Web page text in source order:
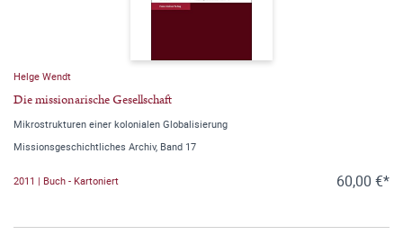
Helge Wendt
Die missionarische Gesellschaft
Mikrostrukturen einer kolonialen Globalisierung
Missionsgeschichtliches Archiv, Band 17
2011 | Buch - Kartoniert 60,00 €*